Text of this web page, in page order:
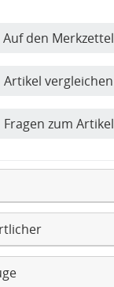
Auf den Merkzettel
Artikel vergleichen
Fragen zum Artikel